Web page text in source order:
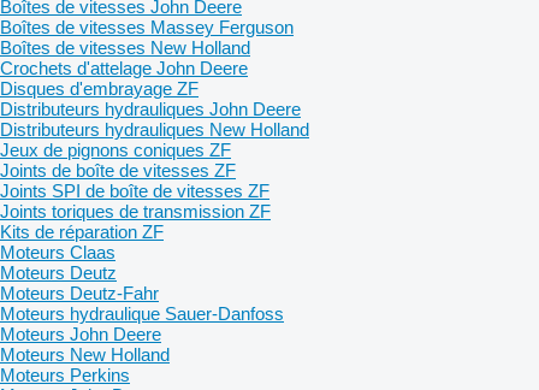
Boîtes de vitesses John Deere
Boîtes de vitesses Massey Ferguson
Boîtes de vitesses New Holland
Crochets d'attelage John Deere
Disques d'embrayage ZF
Distributeurs hydrauliques John Deere
Distributeurs hydrauliques New Holland
Jeux de pignons coniques ZF
Joints de boîte de vitesses ZF
Joints SPI de boîte de vitesses ZF
Joints toriques de transmission ZF
Kits de réparation ZF
Moteurs Claas
Moteurs Deutz
Moteurs Deutz-Fahr
Moteurs hydraulique Sauer-Danfoss
Moteurs John Deere
Moteurs New Holland
Moteurs Perkins